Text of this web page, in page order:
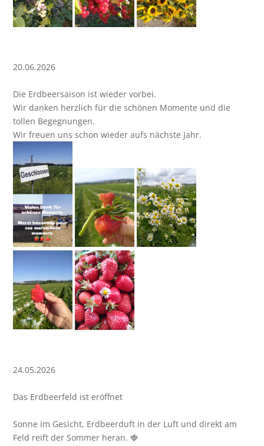
20.06.2026
Die Erdbeersaison ist wieder vorbei.
Wir danken herzlich für die schönen Momente und die
tollen Begegnungen.
24.05.2026
Das Erdbeerfeld ist eröffnet
Sonne im Gesicht, Erdbeerduft in der Luft und direkt am
Feld reift der Sommer heran. 🍓